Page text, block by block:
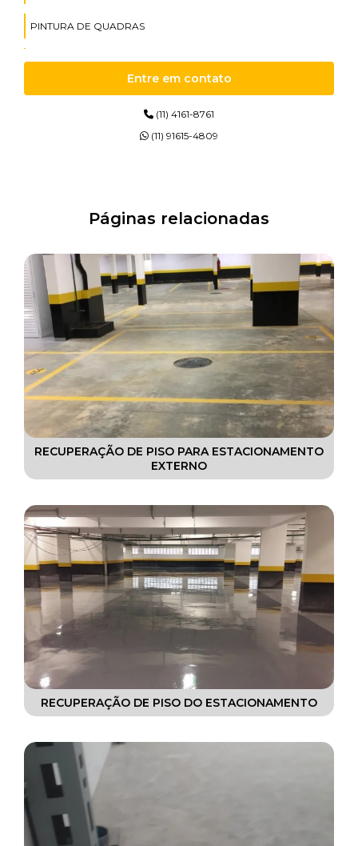
PINTURA DE QUADRAS
PINTURAS DE EPÓXI
PINTURAS EM EPÓXI
PINTURAS EM POLIURETANO
PISOS EPÓXI
PISOS INDUSTRIAL
PISOS POLIDOS
RECUPERAÇÃO DE PISO INDUSTRIAL
RECUPERAÇÃO DE PISOS
RECUPERAÇÃO DE PISOS DE CONCRETO
RECUPERAÇÃO DE PISOS DE ESTACIONAMENTO
RECUPERAÇÃO DE PISOS INDUSTRIAIS
RESTAURAÇÃO DE CONCRETOS
RESTAURAÇÃO DE PINTURAS
REVESTIMENTOS AUTONIVELANTES
REVESTIMENTOS EM EPÓXI
REVESTIMENTOS EPÓXI
Entre em contato
(11) 4161-8761
(11) 91615-4809
Páginas relacionadas
RECUPERAÇÃO DE PISO PARA ESTACIONAMENTO
EXTERNO
RECUPERAÇÃO DE PISO DO ESTACIONAMENTO